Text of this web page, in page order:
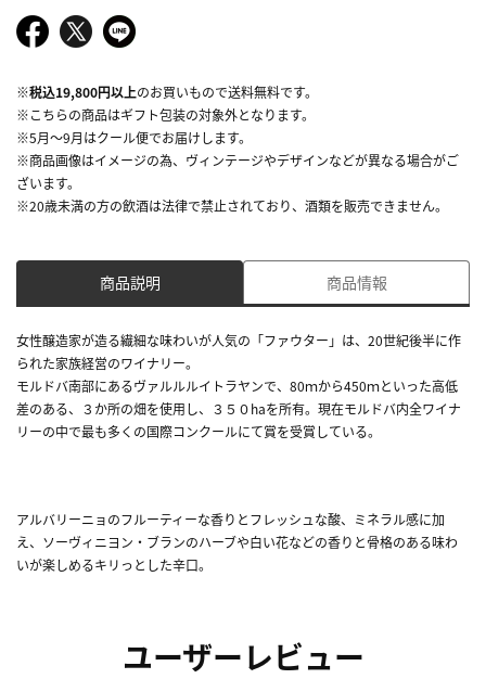
※税込19,800円以上のお買いもので送料無料です。
※こちらの商品はギフト包装の対象外となります。
※5月～9月はクール便でお届けします。
※商品画像はイメージの為、ヴィンテージやデザインなどが異なる場合がご
ざいます。
※20歳未満の方の飲酒は法律で禁止されており、酒類を販売できません。
商品説明 商品情報
女性醸造家が造る繊細な味わいが人気の「ファウター」は、20世紀後半に作
られた家族経営のワイナリー。
モルドバ南部にあるヴァルルルイトラヤンで、80ｍから450ｍといった高低
差のある、３か所の畑を使用し、３５０haを所有。現在モルドバ内全ワイナ
リーの中で最も多くの国際コンクールにて賞を受賞している。
アルバリーニョのフルーティーな香りとフレッシュな酸、ミネラル感に加
え、ソーヴィニヨン・ブランのハーブや白い花などの香りと骨格のある味わ
いが楽しめるキリっとした辛口。
ユーザーレビュー